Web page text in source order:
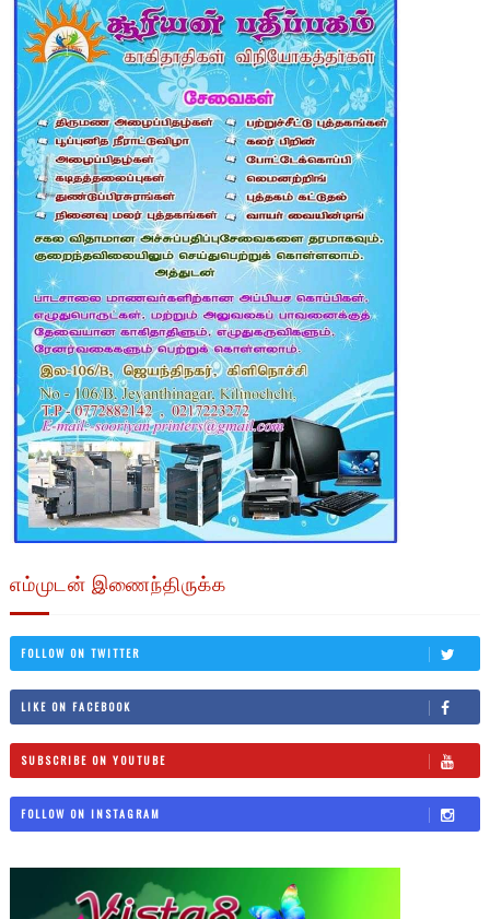
எம்முடன் இணைந்திருக்க
FOLLOW ON TWITTER
LIKE ON FACEBOOK
SUBSCRIBE ON YOUTUBE
FOLLOW ON INSTAGRAM